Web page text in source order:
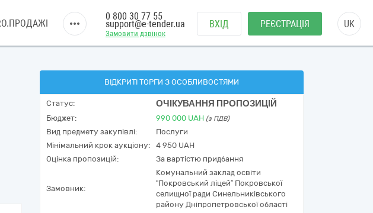
Замовити дзвінок
0 800 30 77 55
support@e-tender.ua ВХІД РЕЄСТРАЦІЯ UK
ВІДКРИТІ ТОРГИ З ОСОБЛИВОСТЯМИ
Статус: ОЧІКУВАННЯ ПРОПОЗИЦІЙ
Бюджет: 990 000 UAH (з ПДВ)
Вид предмету закупівлі:
Послуги
Мінімальний крок аукціону:
4 950 UAH
Оцінка пропозицій:
За вартістю придбання
Замовник:
Комунальний заклад освіти
“Покровський ліцей” Покровської
селищної ради Синельниківського
району Дніпропетровської області